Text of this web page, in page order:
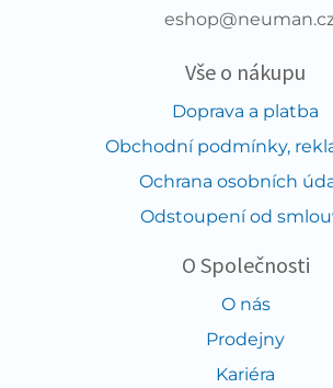
Vše o nákupu
Doprava a platba
Obchodní podmínky,
Ochrana osobních
Odstoupení od
O Společnosti
O nás
Prodejny
Kariéra